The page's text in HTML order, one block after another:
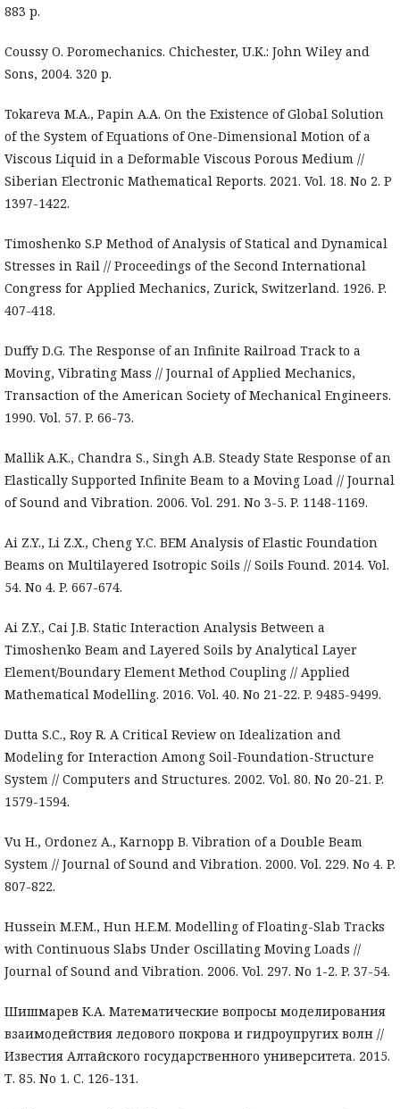
883 р.
Coussy O. Poromechanics. Chichester, U.K.: John Wiley and
Sons, 2004. 320 р.
Tokareva M.A., Papin A.A. On the Existence of Global Solution
of the System of Equations of One-Dimensional Motion of a
Viscous Liquid in a Deformable Viscous Porous Medium //
Siberian Electronic Mathematical Reports. 2021. Vol. 18. No 2. P
1397-1422.
Timoshenko S.P Method of Analysis of Statical and Dynamical
Stresses in Rail // Proceedings of the Second International
Congress for Applied Mechanics, Zurick, Switzerland. 1926. P.
407-418.
Duffy D.G. The Response of an Infinite Railroad Track to a
Moving, Vibrating Mass // Journal of Applied Mechanics,
Transaction of the American Society of Mechanical Engineers.
1990. Vol. 57. P. 66-73.
Mallik A.K., Chandra S., Singh A.B. Steady State Response of an
Elastically Supported Infinite Beam to a Moving Load // Journal
of Sound and Vibration. 2006. Vol. 291. No 3-5. P. 1148-1169.
Ai Z.Y., Li Z.X., Cheng Y.C. BEM Analysis of Elastic Foundation
Beams on Multilayered Isotropic Soils // Soils Found. 2014. Vol.
54. No 4. P. 667-674.
Ai Z.Y., Cai J.B. Static Interaction Analysis Between a
Timoshenko Beam and Layered Soils by Analytical Layer
Element/Boundary Element Method Coupling // Applied
Mathematical Modelling. 2016. Vol. 40. No 21-22. P. 9485-9499.
Dutta S.C., Roy R. A Critical Review on Idealization and
Modeling for Interaction Among Soil-Foundation-Structure
System // Computers and Structures. 2002. Vol. 80. No 20-21. P.
1579-1594.
Vu H., Ordonez A., Karnopp B. Vibration of a Double Beam
System // Journal of Sound and Vibration. 2000. Vol. 229. No 4. P.
807-822.
Hussein M.F.M., Hun H.E.M. Modelling of Floating-Slab Tracks
with Continuous Slabs Under Oscillating Moving Loads //
Journal of Sound and Vibration. 2006. Vol. 297. No 1-2. P. 37-54.
Шишмарев К.А. Математические вопросы моделирования
взаимодействия ледового покрова и гидроупругих волн //
Известия Алтайского государственного университета. 2015.
Т. 85. No 1. С. 126-131.